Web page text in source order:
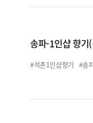
송파-1인샵 향기
#석촌1인샵향기 #송